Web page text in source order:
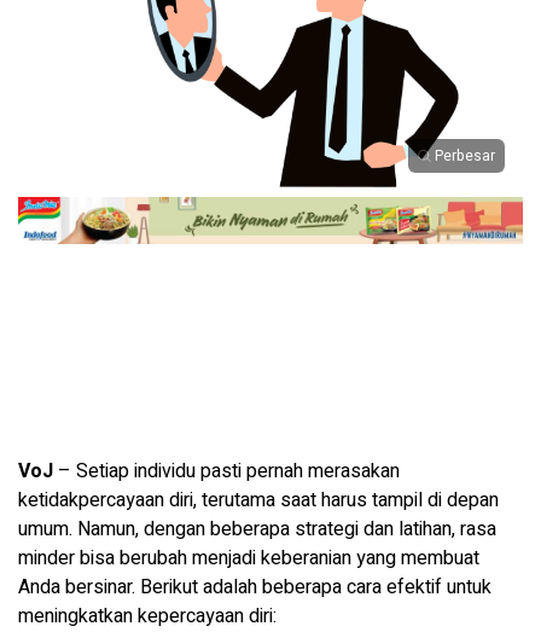
Perbesar
VoJ – Setiap individu pasti pernah merasakan
ketidakpercayaan diri, terutama saat harus tampil di depan
umum. Namun, dengan beberapa strategi dan latihan, rasa
minder bisa berubah menjadi keberanian yang membuat
Anda bersinar. Berikut adalah beberapa cara efektif untuk
meningkatkan kepercayaan diri: